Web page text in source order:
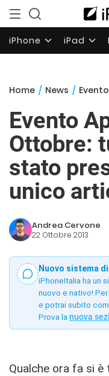
iPhone iPad
Home / News / Evento
Evento
Ottobre:
stato
unico
Andrea Cervone
22 Ottobre 2013
Nuovo sistema
iPhoneItalia ha un
nuovo e nativo!
e potrai subito
Prova la nuova
Qualche ora fa si è